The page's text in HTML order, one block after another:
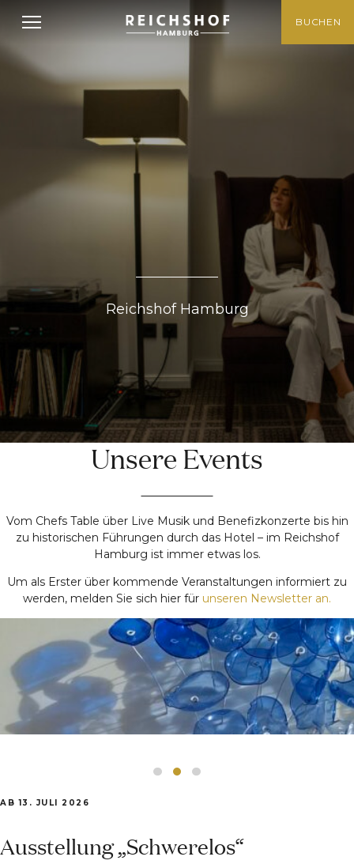
BUCHEN
Was ist los
Reichshof Hamburg
Unsere Events
Vom Chefs Table über Live Musik und Benefizkonzerte bis hin
zu historischen Führungen durch das Hotel – im Reichshof
Hamburg ist immer etwas los.
Um als Erster über kommende Veranstaltungen informiert zu
werden, melden Sie sich hier für unseren Newsletter an.
AB 13. JULI 2026
Ausstellung „Schwerelos“